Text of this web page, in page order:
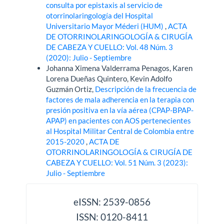
consulta por epistaxis al servicio de
otorrinolaringología del Hospital
Universitario Mayor Méderi (HUM)
ACTA
DE OTORRINOLARINGOLOGÍA & CIRUGÍA
DE CABEZA Y CUELLO: Vol. 48 Núm. 3
(2020): Julio - Septiembre
Johanna Ximena Valderrama Penagos, Karen
Lorena Dueñas Quintero, Kevin Adolfo
Guzmán Ortiz, Descripción de la frecuencia de
factores de mala adherencia en la terapia con
presión positiva en la vía aérea (CPAP-BPAP-
APAP) en pacientes con AOS pertenecientes
al Hospital Militar Central de Colombia entre
2015-2020 ACTA DE
OTORRINOLARINGOLOGÍA & CIRUGÍA DE
CABEZA Y CUELLO: Vol. 51 Núm. 3 (2023):
Julio - Septiembre
eISSN: 2539-0856
ISSN: 0120-8411